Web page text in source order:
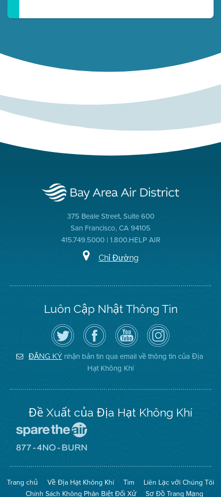
375 Beale Street, Suite 600
San Francisco, CA 94105
415.749.5000 | 1.800.HELP AIR
Chỉ Đường
Luôn Cập Nhật Thông Tin
Hãy
theo
dõi
Địa
Hạt
Không
Truy
cập
Trang
Facebook
của
Địa
Hạt
Kênh
YouTube
của
Địa
Hạt
Không
Khí
Air
District
on
Instagram
ĐĂNG KÝ nhận bản tin qua email về thông tin của Địa
Hạt Không Khí
Đề Xuất của Địa Hạt Không Khí
The
(Bảo
Toàn
Mạng
No
Burn
Trang chủ Về Địa Hạt Không Khí Tìm
Liên Lạc với Chúng Tôi
Chính Sách Không Phân Biệt Đối Xử
Sơ Đồ Trang Mạng